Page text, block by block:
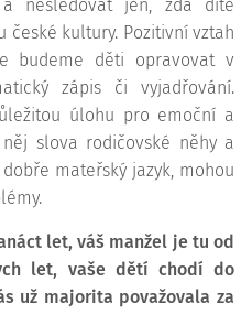
nesledovat jen, zda dítě
české kultury. Pozitivní vztah
budeme děti opravovat v
zápis či vyjadřování.
úlohu pro emoční a
slova rodičovské něhy a
mateřský jazyk, mohou
let, váš manžel je tu od
let, vaše dětí chodí do
už majorita považovala za